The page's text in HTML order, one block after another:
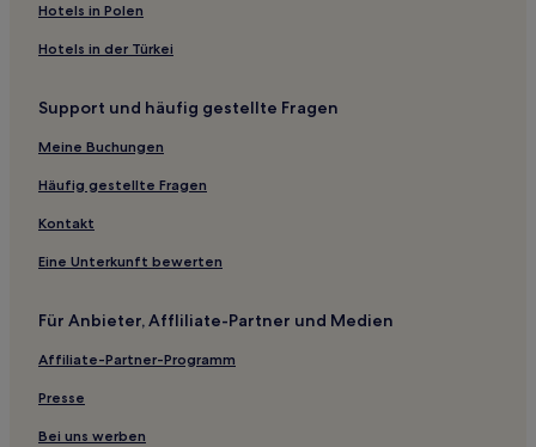
Hotels in Polen
Hotels in der Türkei
Support und häufig gestellte Fragen
Meine Buchungen
Häufig gestellte Fragen
Kontakt
Eine Unterkunft bewerten
Für Anbieter, Affliliate-Partner und Medien
Affiliate-Partner-Programm
Presse
Bei uns werben